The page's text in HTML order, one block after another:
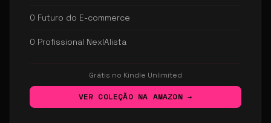
O Futuro do E-commerce
O Profissional NexIAlista
Grátis no Kindle Unlimited
VER COLEÇÃO NA AMAZON →